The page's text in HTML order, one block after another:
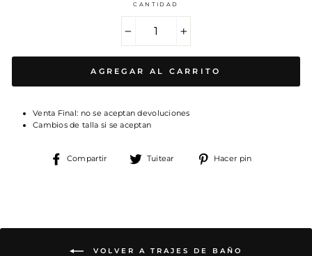
CANTIDAD
AGREGAR AL CARRITO
Venta Final: no se aceptan devoluciones
Cambios de talla si se aceptan
Compartir
CompartirTuitear
Tuitear
Hacer pin
VOLVER A TRAJES DE BAÑO